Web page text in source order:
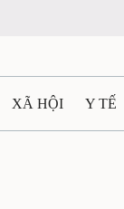
XÃ HỘI Y TẾ